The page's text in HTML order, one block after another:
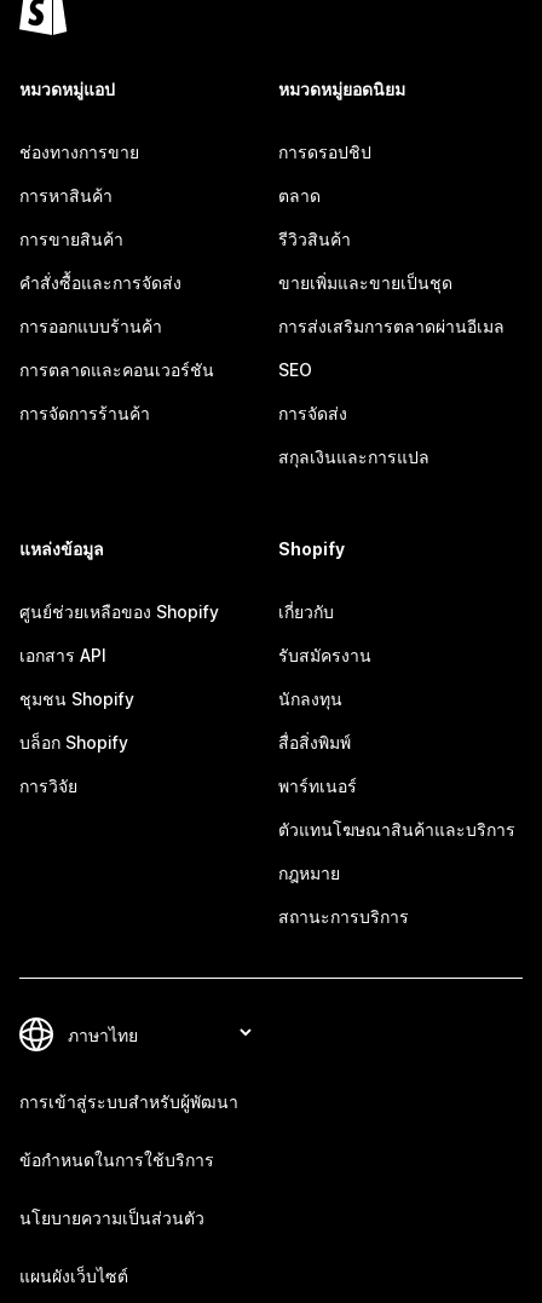
หมวดหมู่แอป
ช่องทางการขาย
การหาสินค้า
การขายสินค้า
คำสั่งซื้อและการจัดส่ง
การออกแบบร้านค้า
การตลาดและคอนเวอร์ชัน
การจัดการร้านค้า
หมวดหมู่ยอดนิยม
การดรอปชิป
ตลาด
รีวิวสินค้า
ขายเพิ่มและขายเป็นชุด
การส่งเสริมการตลาดผ่านอีเมล
SEO
การจัดส่ง
สกุลเงินและการแปล
แหล่งข้อมูล
ศูนย์ช่วยเหลือของ Shopify
เอกสาร API
ชุมชน Shopify
บล็อก Shopify
การวิจัย
Shopify
เกี่ยวกับ
รับสมัครงาน
นักลงทุน
สื่อสิ่งพิมพ์
พาร์ทเนอร์
ตัวแทนโฆษณาสินค้าและบริการ
กฎหมาย
สถานะการบริการ
การเข้าสู่ระบบสำหรับผู้พัฒนา
ข้อกำหนดในการใช้บริการ
นโยบายความเป็นส่วนตัว
แผนผังเว็บไซต์